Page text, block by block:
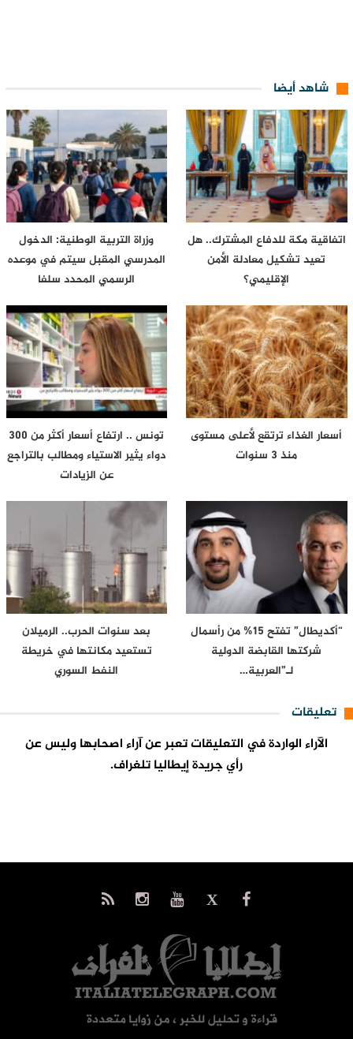
شاهد أيضا
اتفاقية مكة للدفاع المشترك.. هل
تعيد تشكيل معادلة الأمن
الإقليمي؟
وزراة التربية الوطنية: الدخول
المدرسي المقبل سیتم في موعده
الرسمي المحدد سلفا
أسعار الغذاء ترتقع لأعلى مستوى
منذ 3 سنوات
تونس .. ارتفاع أسعار أكثر من 300
دواء يثير الاستياء ومطالب بالتراجع
عن الزيادات
“أكديطال” تفتح 15% من رأسمال
شركتها القابضة الدولية
لـ”العربية…
بعد سنوات الحرب.. الرميلان
تستعيد مكانتها في خريطة
النفط السوري
تعليقات
الآراء الواردة في التعليقات تعبر عن آراء اصحابها وليس عن
رأي جريدة إيطاليا تلغراف.